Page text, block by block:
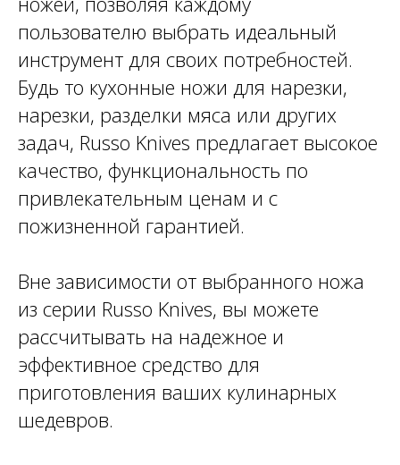
пользователю выбрать идеальный
инструмент для своих потребностей.
Будь то кухонные ножи для нарезки,
нарезки, разделки мяса или других
задач, Russo Knives предлагает высокое
качество, функциональность по
привлекательным ценам и с
пожизненной гарантией.
Вне зависимости от выбранного ножа
из серии Russo Knives, вы можете
рассчитывать на надежное и
эффективное средство для
приготовления ваших кулинарных
шедевров.